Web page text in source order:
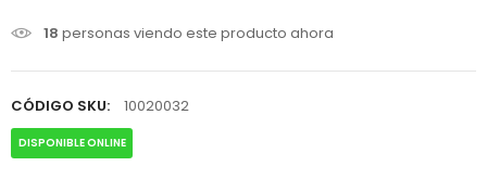
18 personas viendo este producto ahora
CÓDIGO SKU: 10020032
DISPONIBLE ONLINE